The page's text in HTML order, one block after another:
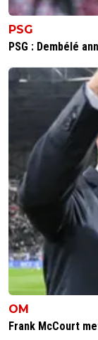
PSG
PSG : Dembélé
OM
Frank McCourt